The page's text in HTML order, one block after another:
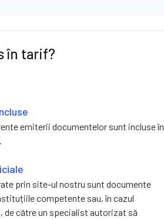
în tarif?
emiterii documentelor sunt incluse în
prin site-ul nostru sunt documente
competente sau, în cazul
către un specialist autorizat să